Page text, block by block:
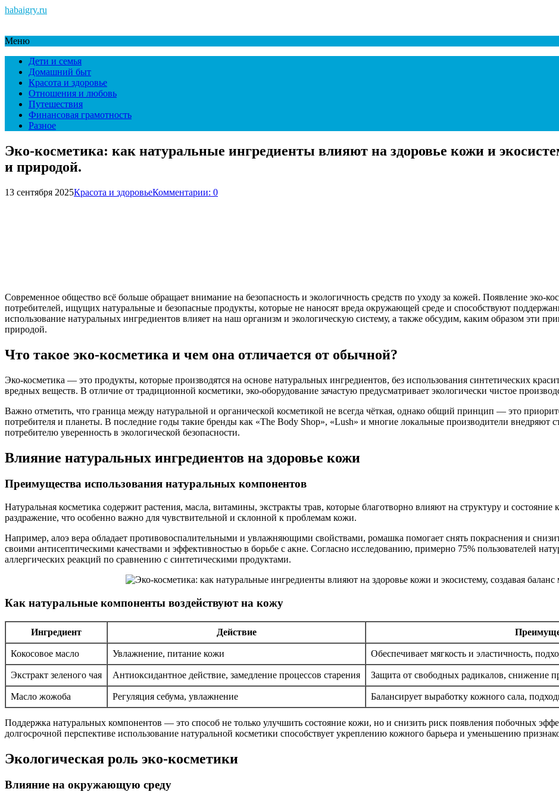
habaigry.ru
Меню
Дети и семья
Домашний быт
Красота и здоровье
Отношения и любовь
Путешествия
Финансовая грамотность
Разное
Эко-косметика: как натуральные ингредиенты влияют на здоровье кожи и
и природой.
13 сентября 2025Красота и здоровьеКомментарии: 0
Современное общество всё больше обращает внимание на безопасность и экологичность средств по уходу за кожей. Появление эко-
потребителей, ищущих натуральные и безопасные продукты, которые не наносят вреда окружающей среде и способствуют
использование натуральных ингредиентов влияет на наш организм и экологическую систему, а также обсудим, каким образом эти
природой.
Что такое эко-косметика и чем она отличается от обычной?
Эко-косметика — это продукты, которые производятся на основе натуральных ингредиентов, без использования синтетических
вредных веществ. В отличие от традиционной косметики, эко-оборудование зачастую предусматривает экологически чистое
Важно отметить, что граница между натуральной и органической косметикой не всегда чёткая, однако общий принцип — это
потребителя и планеты. В последние годы такие бренды как «The Body Shop», «Lush» и многие локальные производители внедряют
потребителю уверенность в экологической безопасности.
Влияние натуральных ингредиентов на здоровье кожи
Преимущества использования натуральных компонентов
Натуральная косметика содержит растения, масла, витамины, экстракты трав, которые благотворно влияют на структуру и
раздражение, что особенно важно для чувствительной и склонной к проблемам кожи.
Например, алоэ вера обладает противовоспалительными и увлажняющими свойствами, ромашка помогает снять покраснения и
своими антисептическими качествами и эффективностью в борьбе с акне. Согласно исследованию, примерно 75% пользователей
аллергических реакций по сравнению с синтетическими продуктами.
Как натуральные компоненты воздействуют на кожу
Ингредиент Действие
Кокосовое масло Увлажнение, питание кожи Обеспечивает мягкость и эластичность,
Экстракт зеленого чая Антиоксидантное действие, замедление процессов старения Защита от свободных радикалов, снижение
Масло жожоба Регуляция себума, увлажнение Балансирует выработку кожного сала,
Поддержка натуральных компонентов — это способ не только улучшить состояние кожи, но и снизить риск появления побочных
долгосрочной перспективе использование натуральной косметики способствует укреплению кожного барьера и уменьшению
Экологическая роль эко-косметики
Влияние на окружающую среду